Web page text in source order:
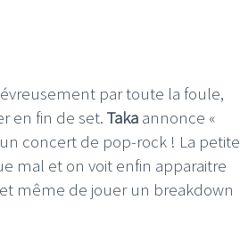
par toute la foule,
en fin de set. Taka annonce «
concert de pop-rock ! La petite
mal et on voit enfin apparaitre
même de jouer un breakdown